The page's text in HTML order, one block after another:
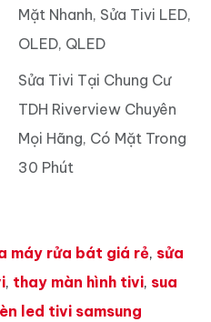
Mặt Nhanh, Sửa Tivi LED,
OLED, QLED
Sửa Tivi Tại Chung Cư
TDH Riverview Chuyên
Mọi Hãng, Có Mặt Trong
30 Phút
máy rửa bát giá rẻ, sửa
, thay màn hình tivi, sua
led tivi samsung